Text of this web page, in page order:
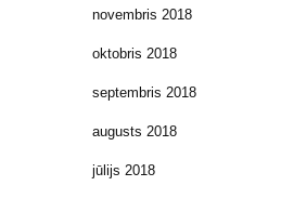
novembris 2018
oktobris 2018
septembris 2018
augusts 2018
jūlijs 2018